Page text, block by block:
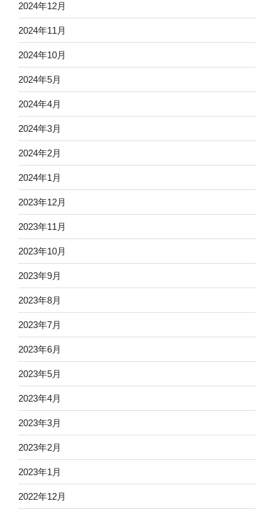
2024年12月
2024年11月
2024年10月
2024年5月
2024年4月
2024年3月
2024年2月
2024年1月
2023年12月
2023年11月
2023年10月
2023年9月
2023年8月
2023年7月
2023年6月
2023年5月
2023年4月
2023年3月
2023年2月
2023年1月
2022年12月